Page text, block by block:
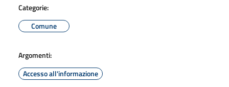
Categorie:
Comune
Argomenti:
Accesso all'informazione